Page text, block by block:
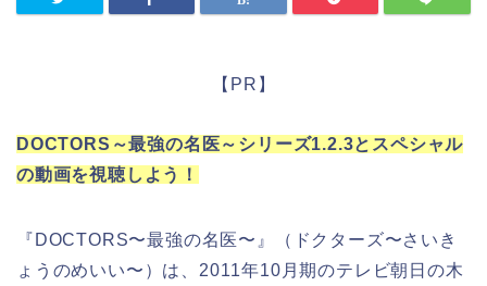
【PR】
DOCTORS～最強の名医～シリーズ1.2.3とスペシャル
の動画を視聴しよう！
『DOCTORS〜最強の名医〜』（ドクターズ〜さいき
ょうのめいい〜）は、2011年10月期のテレビ朝日の木